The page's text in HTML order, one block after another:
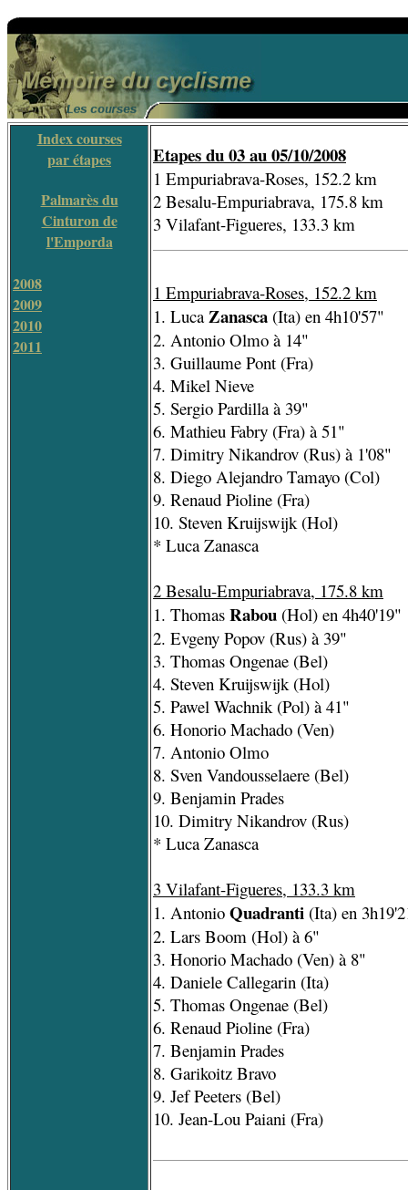
Index courses
par étapes
Palmarès du
Cinturon de
l'Emporda
2008
2009
2010
2011
Etapes du 03 au 05/10/2008
1 Empuriabrava-Roses, 152.2 km
2 Besalu-Empuriabrava, 175.8 km
3 Vilafant-Figueres, 133.3 km
1 Empuriabrava-Roses, 152.2 km
1. LucaZanasca (Ita) en 4h10'57"
2. Antonio Olmo à 14"
3. Guillaume Pont (Fra)
4. Mikel Nieve
5. Sergio Pardilla à 39"
6. Mathieu Fabry (Fra) à 51"
7. Dimitry Nikandrov (Rus) à 1'08"
8. Diego Alejandro Tamayo (Col)
9. Renaud Pioline (Fra)
10. Steven Kruijswijk (Hol)
* Luca Zanasca
2 Besalu-Empuriabrava, 175.8 km
1. Thomas Rabou (Hol) en 4h40'19"
2. Evgeny Popov (Rus) à 39"
3. Thomas Ongenae (Bel)
4. Steven Kruijswijk (Hol)
5. Pawel Wachnik (Pol) à 41"
6. Honorio Machado (Ven)
7. Antonio Olmo
8. Sven Vandousselaere (Bel)
9. Benjamin Prades
10. Dimitry Nikandrov (Rus)
* Luca Zanasca
3 Vilafant-Figueres, 133.3 km
1. Antonio Quadranti (Ita) en
2. Lars Boom (Hol) à 6"
3. Honorio Machado (Ven) à 8"
4. Daniele Callegarin (Ita)
5. Thomas Ongenae (Bel)
6. Renaud Pioline (Fra)
7. Benjamin Prades
8. Garikoitz Bravo
9. Jef Peeters (Bel)
10. Jean-Lou Paiani (Fra)